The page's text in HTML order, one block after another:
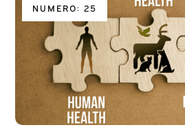
NUMERO: 25